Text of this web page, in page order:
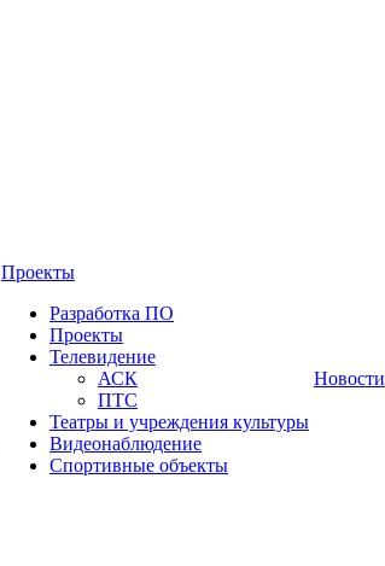
Проекты
Разработка ПО
Проекты
Телевидение
АСК
ПТС
Театры и учреждения культуры
Видеонаблюдение
Спортивные объекты
Новости